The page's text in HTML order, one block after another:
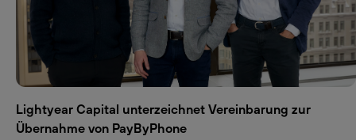
Lightyear Capital unterzeichnet Vereinbarung zur
Übernahme von PayByPhone